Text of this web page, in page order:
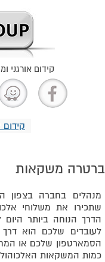
קידום
קידום אורגני
ברטרה משקאות
מנהלים בחברה בצפון
שתכירו את משלוחי
הדרך הנוחה ביותר היום
לעובדים שלכם הוא
הסמארטפון שלכם או
כמות המשקאות